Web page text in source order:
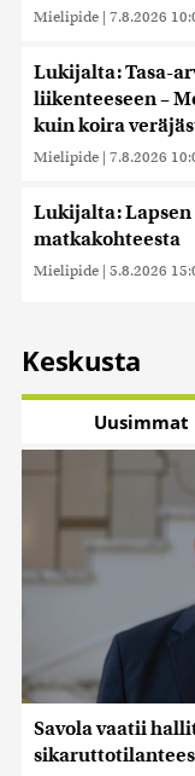
Mielipide | 7.8.2026
Lukijalta: Tasa-
liikenteeseen –
kuin koira
Mielipide | 7.8.2026
Lukijalta:
matkakohteesta
Mielipide | 5.8.2026
Keskusta
Uusimmat
Savola vaatii